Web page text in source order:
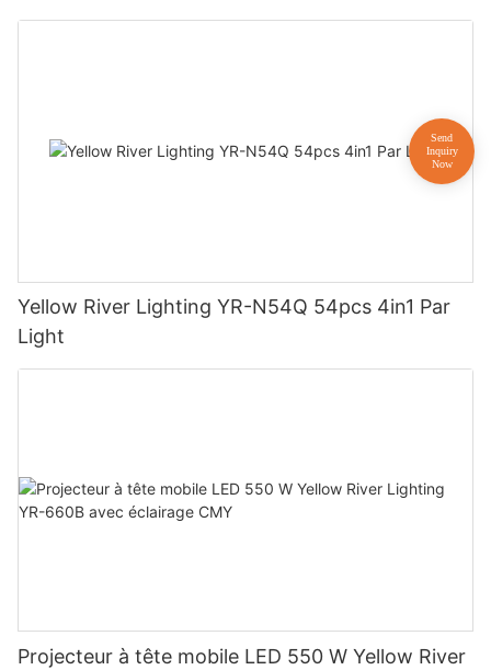
Yellow River Lighting YR-N54Q 54pcs 4in1 Par
Light
Projecteur à tête mobile LED 550 W Yellow River